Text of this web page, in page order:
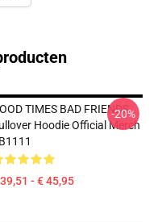
TIMES BAD FRIENDS
Hoodie Official Merch
- € 45,95
-20%